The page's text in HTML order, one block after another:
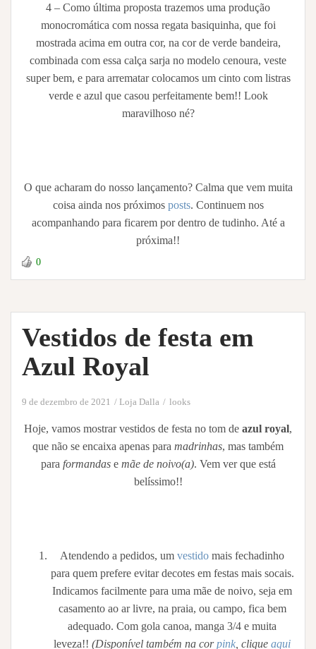
4 – Como última proposta trazemos uma produção
monocromática com nossa regata basiquinha, que foi
mostrada acima em outra cor, na cor de verde bandeira,
combinada com essa calça sarja no modelo cenoura, veste
super bem, e para arrematar colocamos um cinto com listras
verde e azul que casou perfeitamente bem!! Look
maravilhoso né?
O que acharam do nosso lançamento? Calma que vem muita
coisa ainda nos próximos posts. Continuem nos
acompanhando para ficarem por dentro de tudinho. Até a
próxima!!
0
Vestidos de festa em
Azul Royal
9 de dezembro de 2021 Loja Dalla looks
Hoje, vamos mostrar vestidos de festa no tom de azul royal,
que não se encaixa apenas para madrinhas, mas também
para formandase mãe de noivo(a). Vem ver que está
belíssimo!!
Atendendo a pedidos, um vestido mais fechadinho
para quem prefere evitar decotes em festas mais socais.
Indicamos facilmente para uma mãe de noivo, seja em
casamento ao ar livre, na praia, ou campo, fica bem
adequado. Com gola canoa, manga 3/4 e muita
leveza!! (Disponível também na corpink , clique aqui